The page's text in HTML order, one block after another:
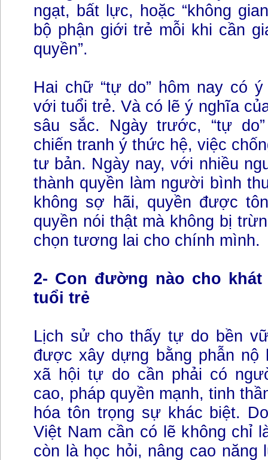
ngạt, bất lực, hoặc “không
bộ phận giới trẻ mỗi khi cần
quyền”.
Hai chữ “tự do” hôm nay có
với tuổi trẻ. Và có lẽ ý nghĩa
sâu sắc. Ngày trước, “tự
chiến tranh ý thức hệ, việc
tư bản. Ngày nay, với nhiều
thành quyền làm người bình
không sợ hãi, quyền được
quyền nói thật mà không bị
chọn tương lai cho chính mình.
2- Con đường nào cho
tuổi trẻ
Lịch sử cho thấy tự do bền
được xây dựng bằng phẫn nộ
xã hội tự do cần phải có
cao, pháp quyền mạnh, tinh
hóa tôn trọng sự khác biệt.
Việt Nam cần có lẽ không chỉ
còn là học hỏi, nâng cao năng